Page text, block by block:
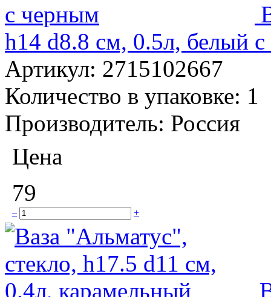
h14 d8.8 см, 0.5л, белый
Артикул: 2715102667
Количество в упаковке: 1
Производитель: Россия
Цена
79
– +